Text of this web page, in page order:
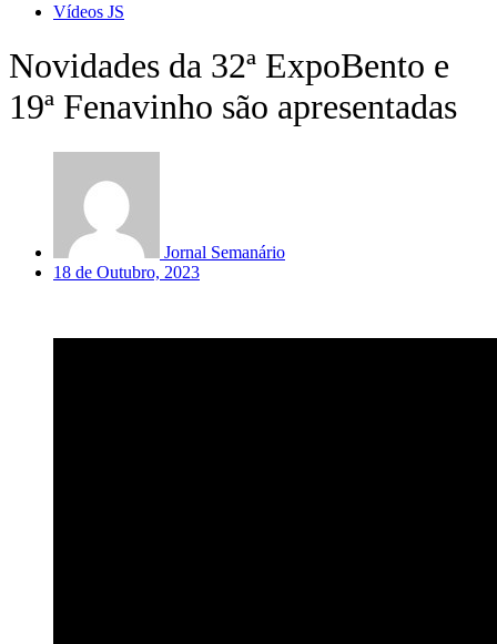
Vídeos JS
Novidades da 32ª ExpoBento e
19ª Fenavinho são apresentadas
Jornal Semanário
18 de Outubro, 2023